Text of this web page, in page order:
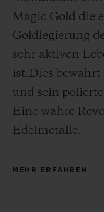
Magic Gold die
Goldlegierung
sehr aktiven
ist.Dies
und sein
Eine wahre
Edelmetalle.
MEHR ERFAHREN